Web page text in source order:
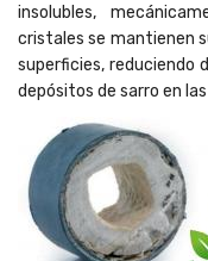
insolubles,
cristales se mantienen
superficies, reduciendo
depósitos de sarro en